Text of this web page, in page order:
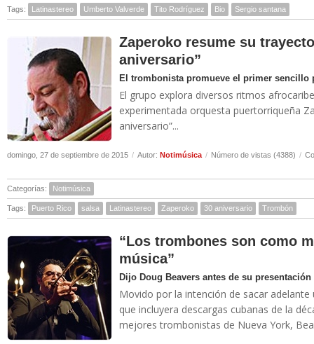
Tags: Latinastereo Umberto Valverde Tito Rodríguez Bio Sergio santana
Zaperoko resume su
aniversario”
El trombonista promueve el primer sencillo
El grupo explora diversos ritmos
experimentada orquesta puertorriqueña
aniversario”...
domingo, 27 de septiembre de 2015 / Autor: Notimúsica / Número de vistas (4388) /
Categorías: Notimúsica
Tags: Puerto Rico salsa Latinastereo Zaperoko 30 aniversario Trombón
“Los trombones son como
música”
Dijo Doug Beavers antes de su
Movido por la intención de sacar
que incluyera descargas cubanas de la
mejores trombonistas de Nueva York,